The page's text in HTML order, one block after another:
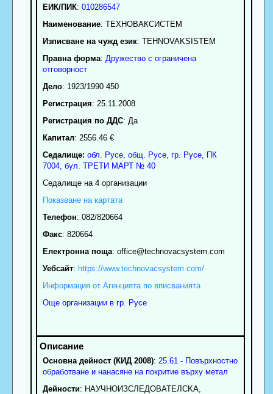
ЕИК/ПИК: 010286547
Наименование: ТЕХНОВАКСИСТЕМ
Изписване на чужд език: TEHNOVAKSISTEM
Правна форма: Дружество с ограничена
отговорност
Дело: 1923/1990 450
Регистрация: 25.11.2008
Регистрация по ДДС: Да
Капитал: 2556.46 €
Седалище: обл. Русе, общ. Русе, гр. Русе, ПК
7004, бул. ТРЕТИ МАРТ № 40
Седалище на 4 организации
Показване на картата
Телефон: 082/820664
Факс: 820664
Електронна поща: office@technovacsystem.com
Уебсайт: https://www.technovacsystem.com/
Информация от Агенцията по вписванията
Още организации в гр. Русе
Основна дейност (КИД 2008): 25.61 - Повърхностно
обработване и нанасяне на покритие върху метал
Дейности: HAУЧHOИЗCЛEДOBATEЛCKA,